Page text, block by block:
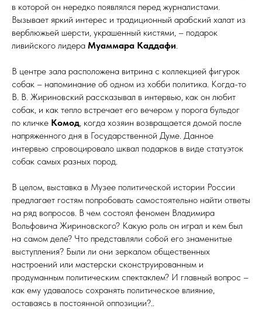
в которой он нередко появлялся перед журналистами.
Вызывает яркий интерес и традиционный арабский халат из
верблюжьей шерсти, украшенный кистями, – подарок
ливийского лидера Муаммара Каддафи.
В центре зала расположена витрина с коллекцией фигурок
собак – напоминание об одном из хобби политика. Когда-то
В. В. Жириновский рассказывал в интервью, как он любит
собак, и как тепло встречает его вечером у порога бульдог
по кличке Комод, когда хозяин возвращается домой после
напряженного дня в Государственной Думе. Данное
интервью спровоцировало шквал подарков в виде статуэток
собак самых разных пород.
В целом, выставка в Музее политической истории России
предлагает гостям попробовать самостоятельно найти ответы
на ряд вопросов. В чем состоял феномен Владимира
Вольфовича Жириновского? Какую роль он играл и кем был
на самом деле? Что представляли собой его знаменитые
выступления? Были ли они зеркалом общественных
настроений или мастерски сконструированным и
продуманным политическим спектаклем? И главный вопрос –
как ему удавалось сохранять политическое влияние,
оставаясь в постоянной оппозиции?..